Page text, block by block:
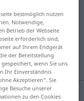
antippen)
bestmöglich nutzen
Notwendige,
Betrieb der Webseite
erforderlich sind,
auf Ihrem Endgerät
der Bereitstellung
wenn Sie uns
Ihr Einverständnis
Akzeptieren“. Sie
Besuche unserer
zu den Cookies